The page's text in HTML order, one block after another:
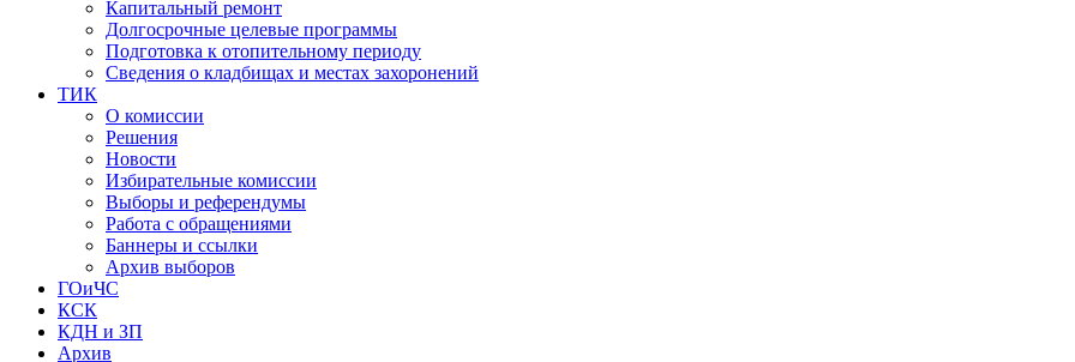
Капитальный ремонт
Долгосрочные целевые программы
Подготовка к отопительному периоду
Сведения о кладбищах и местах захоронений
ТИК
О комиссии
Решения
Новости
Избирательные комиссии
Выборы и референдумы
Работа с обращениями
Баннеры и ссылки
Архив выборов
ГОиЧС
КСК
КДН и ЗП
Архив